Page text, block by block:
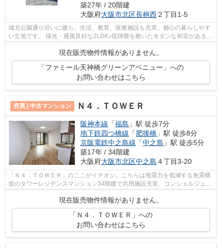
築27年 / 20階建
大阪府大阪市北区長柄西２丁目1-5
城北公園通り沿いに建ち、生活、教育、医療施設も充実、都心の暮らしやす
い立地です。 採光・通風良好な2LDK♪琉球畳を敷いたモダンな和室があるお
現在販売物件情報がありません。
「ファミール天神橋グリーンアベニュー」への
お問い合わせはこちら
売買 | 中古マンション Ｎ４．ＴＯＷＥＲ
阪神本線 「福島 」駅 徒歩7分
地下鉄四つ橋線 「肥後橋 」駅 徒歩8分
京阪電鉄中之島線 「中之島 」駅 徒歩5分
築17年 / 34階建
大阪府大阪市北区中之島 ４丁目3-20
「Ｎ４．ＴＯＷＥＲ」のここがイチオシ。こちらは地震力を低減する免震構
造のタワーレジデンスマンション34階建で共用施設充実、コンシェルジュサ
ービスのあるホテルライクなマンショ...
現在販売物件情報がありません。
「Ｎ４．ＴＯＷＥＲ」への
お問い合わせはこちら